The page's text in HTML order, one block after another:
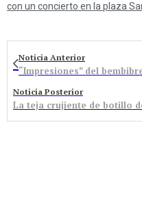
con un concierto en la plaza
Noticia Anterior
Noticia Posterior